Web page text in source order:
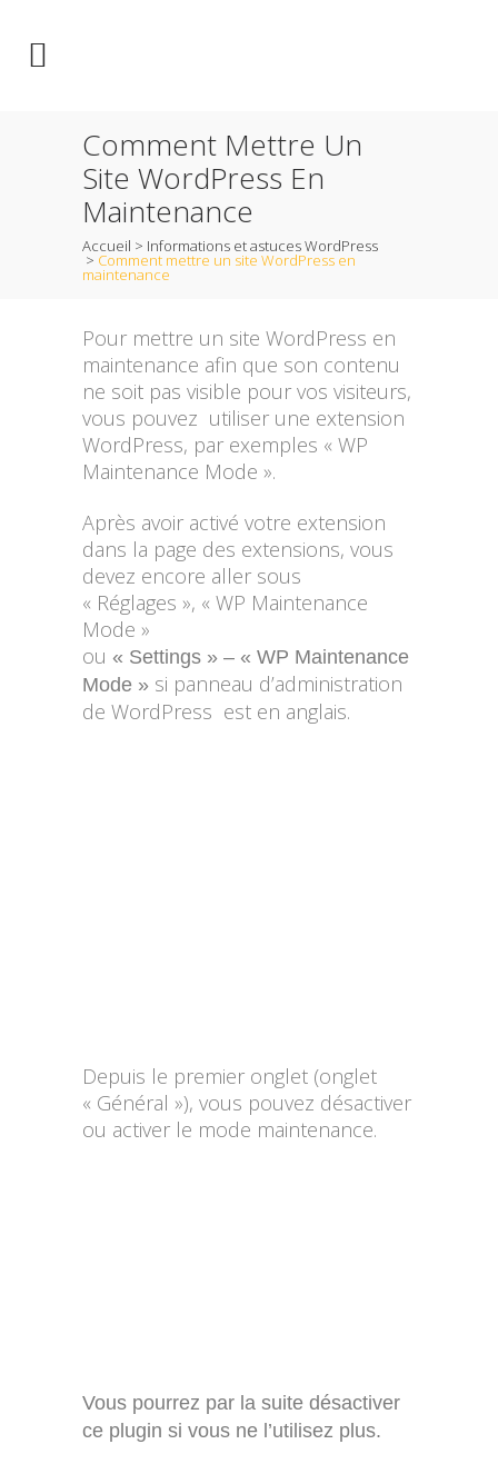
Comment Mettre Un
Site WordPress En
Maintenance
Accueil > Informations et astuces WordPress
> Comment mettre un site WordPress en
maintenance
Pour mettre un site WordPress en
maintenance afin que son contenu
ne soit pas visible pour vos visiteurs,
vous pouvez utiliser une extension
WordPress, par exemples « WP
Maintenance Mode ».
Après avoir activé votre extension
dans la page des extensions, vous
devez encore aller sous
« Réglages », « WP Maintenance
Mode »
ou « Settings » – « WP Maintenance
Mode » si panneau d’administration
de WordPress est en anglais.
Depuis le premier onglet (onglet
« Général »), vous pouvez désactiver
ou activer le mode maintenance.
Vous pourrez par la suite désactiver
ce plugin si vous ne l’utilisez plus.